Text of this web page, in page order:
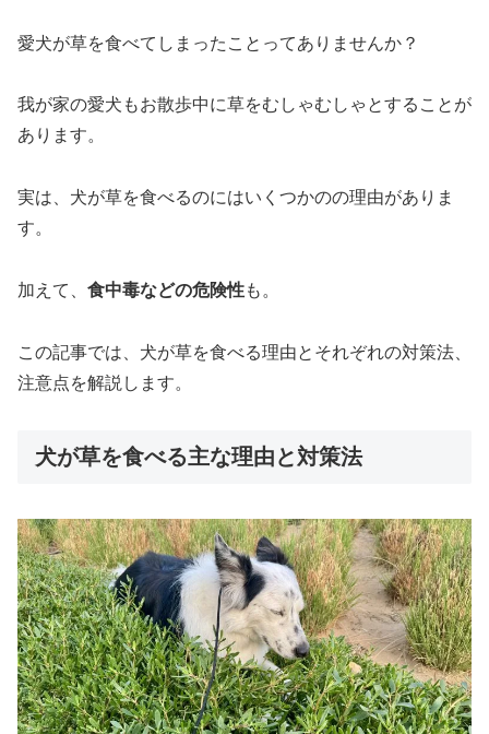
愛犬が草を食べてしまったことってありませんか？
我が家の愛犬もお散歩中に草をむしゃむしゃとすることが
あります。
実は、犬が草を食べるのにはいくつかのの理由がありま
す。
加えて、 食中毒などの危険性も。
この記事では、犬が草を食べる理由とそれぞれの対策法、
注意点を解説します。
犬が草を食べる主な理由と対策法